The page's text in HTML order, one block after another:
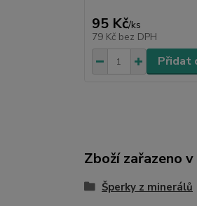
95 Kč/ks
79 Kč bez DPH
Přidat
Zboží zařazeno
Šperky z minerálů